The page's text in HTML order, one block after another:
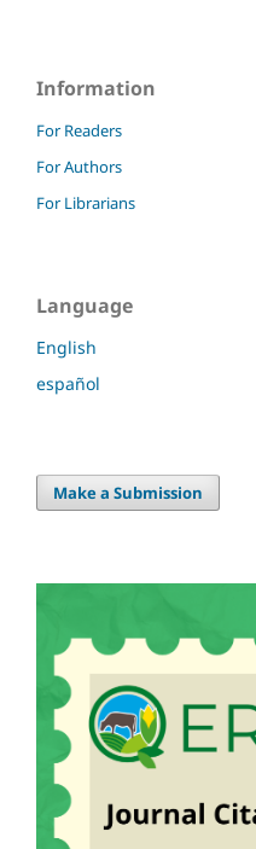
Information
For Readers
For Authors
For Librarians
Language
English
español
Make a Submission